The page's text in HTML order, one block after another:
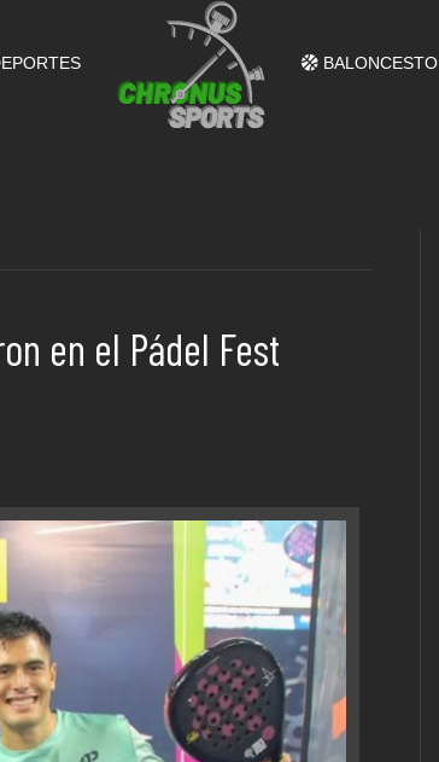
BALONCESTO
en el Pádel Fest